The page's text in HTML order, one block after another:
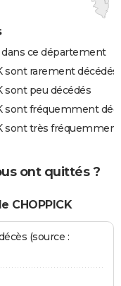
dans ce département
rarement décédés
sont peu décédés
sont fréquemment
sont très
ont quittés ?
CHOPPICK
(source :